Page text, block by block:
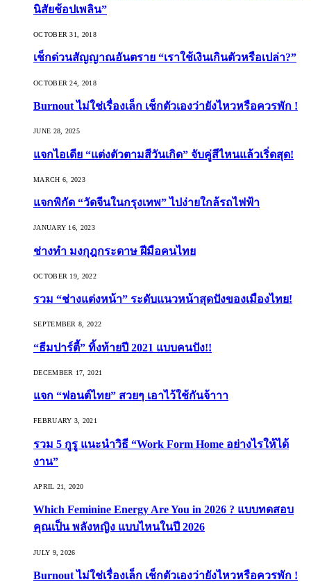
นิสัยช้อปเพลิน”
OCTOBER 31, 2018
เช็กด่วนสัญญาณอันตราย “เราใช้เงินเกินตัวหรือเปล่า?”
OCTOBER 24, 2018
Burnout ไม่ใช่เรื่องเล็ก เช็กตัวเองว่ายังไหวหรือควรพัก !
JUNE 28, 2025
แจกไอเดีย “แต่งตัวตามสีวันเกิด” จับคู่สีไหนแล้วเริ่ดสุด!
MARCH 6, 2023
แจกพิกัด “วัดจีนในกรุงเทพ” ไปง่ายใกล้รถไฟฟ้า
JANUARY 16, 2023
ช่างทำ มงกุฎกระดาษ ฝีมือคนไทย
OCTOBER 19, 2022
รวม “ช่างแต่งหน้า” ระดับแนวหน้าสุดปังของเมืองไทย!
SEPTEMBER 8, 2022
“ธีมปาร์ตี้” ทิ้งท้ายปี 2021 แบบคนปัง!!
DECEMBER 17, 2021
แจก “ฟอนต์ไทย” สวยๆ เอาไว้ใช้กันจ้าาา
FEBRUARY 3, 2021
รวม 5 กูรู แนะนำวิธี “Work Form Home อย่างไรให้ได้
งาน”
APRIL 21, 2020
Which Feminine Energy Are You in 2026 ? แบบทดสอบ
คุณเป็น พลังหญิง แบบไหนในปี 2026
JULY 9, 2026
Burnout ไม่ใช่เรื่องเล็ก เช็กตัวเองว่ายังไหวหรือควรพัก !